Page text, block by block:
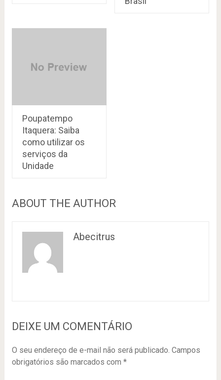
Poupatempo
Itaquera: Saiba
como utilizar os
serviços da
Unidade
ABOUT THE AUTHOR
Abecitrus
DEIXE UM COMENTÁRIO
O seu endereço de e-mail não será publicado. Campos
obrigatórios são marcados com *